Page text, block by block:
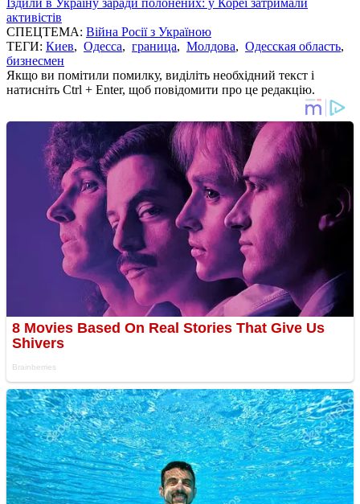
активістів
СПЕЦТЕМА: Війна Росії з Україною
ТЕГИ: Киев, Одесса, граница, Молдова, Одесская область,
бизнесмен
Якщо ви помітили помилку, виділіть необхідний текст і
натисніть Ctrl + Enter, щоб повідомити про це редакцію.